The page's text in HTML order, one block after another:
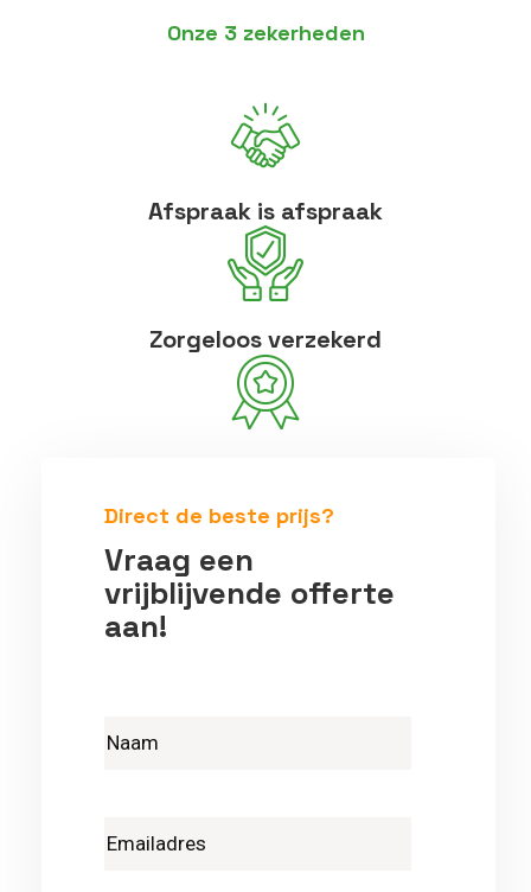
Onze 3 zekerheden
Afspraak is afspraak
Zorgeloos verzekerd
Direct de beste prijs?
Vraag een
vrijblijvende offerte
aan!